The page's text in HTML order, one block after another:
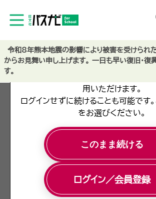
ログイン／会員登録の
用いただけます。
ログインせずに続けることも可能です
をお選びください。
このまま続ける
ログイン／会員登録
データ利用申請フォ
姓・名は、20文字以下で入力してくださ
令和8年熊本地震の影響により被害を受けられた
からお見舞い申し上げます。 一日も早い復旧・復
す。